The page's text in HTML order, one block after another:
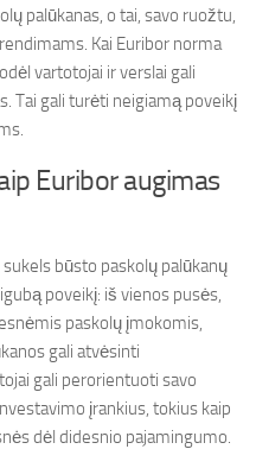
palūkanas, o tai, savo ruožtu,
Kai Euribor norma
vartotojai ir verslai gali
Tai gali turėti neigiamą poveikį
Euribor augimas
būsto paskolų palūkanų
poveikį: iš vienos pusės,
paskolų įmokomis,
gali atvėsinti
gali perorientuoti savo
įrankius, tokius kaip
dėl didesnio pajamingumo.